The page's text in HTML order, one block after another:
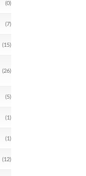
(0)
(7)
(15)
(26)
(5)
(1)
(1)
(12)